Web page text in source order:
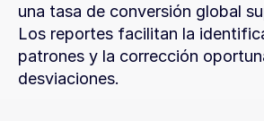
una tasa de conversión global
Los reportes facilitan la
patrones y la corrección
desviaciones.